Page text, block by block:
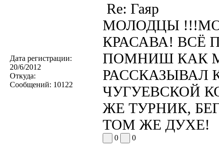
Дата регистрации:
20/6/2012
Откуда:
Сообщений: 10122
Re: Гаяр
МОЛОДЦЫ
КРАСАВА! ВСЁ
ПОМНИШ КАК
РАССКАЗЫВАЛ
ЧУГУЕВСКОЙ
ЖЕ ТУРНИК,
ТОМ ЖЕ ДУХЕ!
0 0